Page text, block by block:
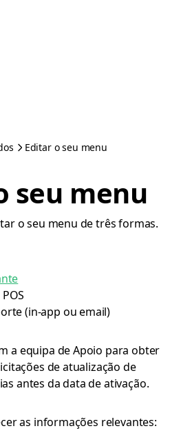
Editar o seu menu
seu menu
o seu menu de três formas.
(in-app ou email)
a equipa de Apoio para obter
de atualização de
antes da data de ativação.
as informações relevantes: